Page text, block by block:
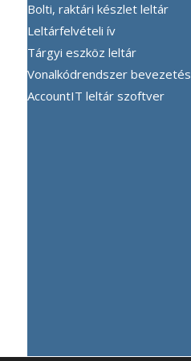
Bolti, raktári készlet leltár
Leltárfelvételi ív
Tárgyi eszköz leltár
Vonalkódrendszer bevezetés
AccountIT leltár szoftver